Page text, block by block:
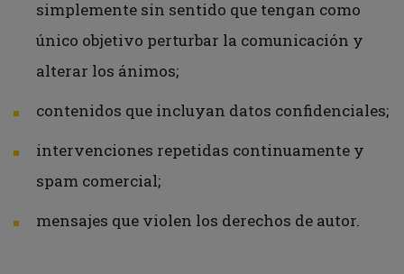
simplemente sin sentido que tengan como
único objetivo perturbar la comunicación y
alterar los ánimos;
contenidos que incluyan datos confidenciales;
intervenciones repetidas continuamente y
spam comercial;
mensajes que violen los derechos de autor.